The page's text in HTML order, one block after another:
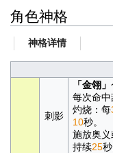
角色神格
神格详情
刺影
「金翎」
每次命
灼烧：每
10秒。
施放奥
持续25秒